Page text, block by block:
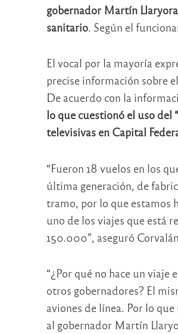
gobernador Martín
sanitario. Según el
El vocal por la mayoría
precise información sobre
De acuerdo con la
lo que cuestionó el uso del
televisivas en Capital
“Fueron 18 vuelos en los
última generación, de
tramo, por lo que estamos
uno de los viajes que está
150.000”, aseguró
“¿Por qué no hace un
otros gobernadores? El
aviones de línea. Por lo
al gobernador Martín